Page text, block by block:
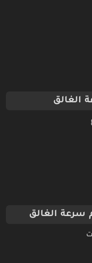
الغالق
سرعة الغالق